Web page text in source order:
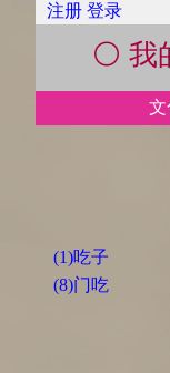
注册 登录
⚪ 我
文
(1)吃子
(8)门吃